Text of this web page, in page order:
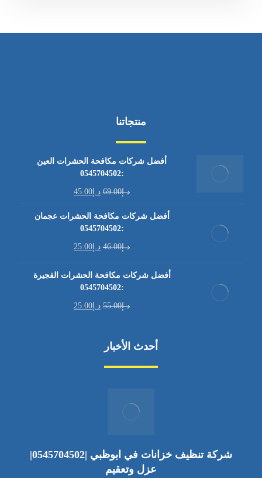
منتجاتنا
أفضل شركات مكافحة الحشرات العين
:0545704502
د.إ69.00 د.إ 45.00
أفضل شركات مكافحة الحشرات عجمان
:0545704502
د.إ46.00 د.إ 25.00
أفضل شركات مكافحة الحشرات الفجيرة
:0545704502
د.إ55.00 د.إ 25.00
أحدث الأخبار
شركة تنظيف خزانات في ابوظبي |0545704502|
عزل وتعقيم